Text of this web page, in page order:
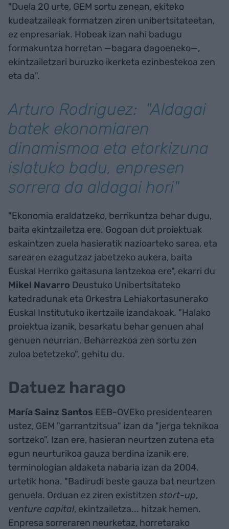
"Duela 20 urte, GEM sortu zenean, ekiteko
kudeatzaileak formatzen ziren unibertsitateetan,
ez enpresariak. Hobeak izan nahi badugu
formakuntza horretan —bagara dagoeneko—,
ekintzailetzari buruzko ikerketa ezinbestekoa zen
eta da".
Arturo Rodriguez: "Aldagai
batek ekonomiaren
dinamismoa eta etorkizuna
islatuko badu, enpresen
sorrera da aldagai hori"
"Ekonomia eraldatzeko, berrikuntza behar dugu,
baita ekintzailetza ere. Gogoan dut proiektuak
eskaintzen zuela hasieratik nazioarteko sarea, eta
sarearen ezagutzaz jabetzeko aukera, baita
Euskal Herriko gaitasuna lantzekoa ere", ekarri du
Mikel Navarro Deustuko Unibertsitateko
katedradunak eta Orkestra Lehiakortasunerako
Euskal Institutuko ikertzaile izandakoak. "Halako
proiektua izanik, besarkatu behar genuen ahal
genuen neurrian. Beharrezkoa zen sortu zen
zuloa betetzeko", gehitu du.
Datuez harago
María Sainz Santos EEB-OVEko presidentearen
ustez, GEM "garrantzitsua" izan da "jerga teknikoa
sortzeko". Izan ere, hasieran neurtzen zutena eta
egun neurturikoa gauza berdina izanik ere,
terminologian aldaketa nabaria izan da 2004.
urtetik hona. "Badirudi beste gauza bat neurtzen
genuela. Orduan ez ziren existitzen start-up,
venture capital, ekintzailetza... hitzak hemen.
Enpresa sorreraren neurketaz, horretarako